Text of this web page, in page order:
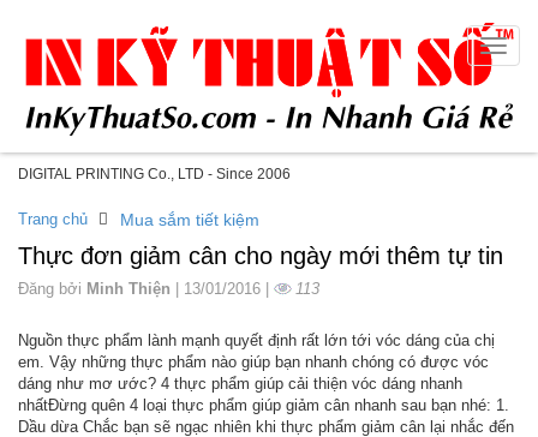
DIGITAL PRINTING Co., LTD - Since 2006
Toggle
Trang chủ Mua sắm tiết kiệm
Thực đơn giảm cân cho ngày mới thêm tự tin
Đăng bởi Minh Thiện | 13/01/2016 | 113
Nguồn thực phẩm lành mạnh quyết định rất lớn tới vóc dáng của chị
em. Vậy những thực phẩm nào giúp bạn nhanh chóng có được vóc
dáng như mơ ước? 4 thực phẩm giúp cải thiện vóc dáng nhanh
nhấtĐừng quên 4 loại thực phẩm giúp giảm cân nhanh sau bạn nhé: 1.
Dầu dừa Chắc bạn sẽ ngạc nhiên khi thực phẩm giảm cân lại nhắc đến